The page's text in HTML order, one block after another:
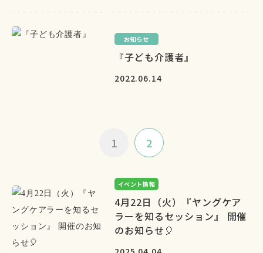
お知らせ
『子ども介護者』
2022.06.14
1 2
イベント情報
4月22日（火）『ヤングケア
ラーを知るセッション』 開催
のお知らせ🎈